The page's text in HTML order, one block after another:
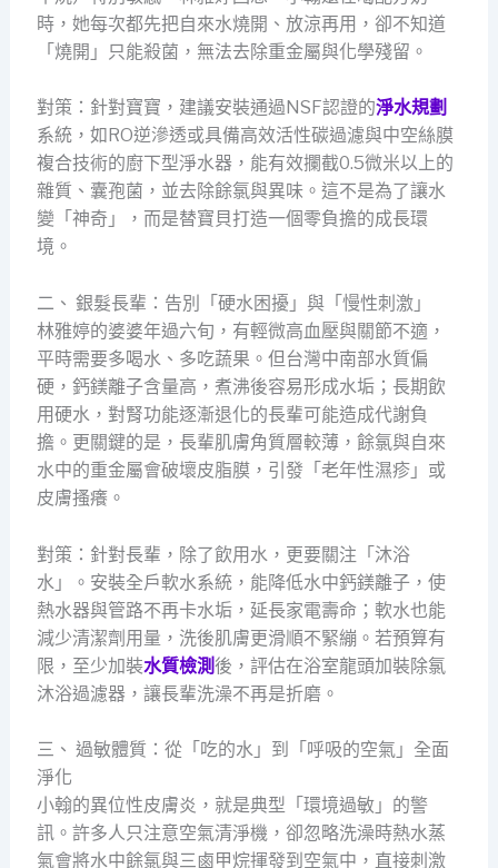
時，她每次都先把自來水燒開、放涼再用，卻不知道
「燒開」只能殺菌，無法去除重金屬與化學殘留。
對策：針對寶寶，建議安裝通過NSF認證的淨水規劃
系統，如RO逆滲透或具備高效活性碳過濾與中空絲膜
複合技術的廚下型淨水器，能有效攔截0.5微米以上的
雜質、囊孢菌，並去除餘氯與異味。這不是為了讓水
變「神奇」，而是替寶貝打造一個零負擔的成長環
境。
二、 銀髮長輩：告別「硬水困擾」與「慢性刺激」
林雅婷的婆婆年過六旬，有輕微高血壓與關節不適，
平時需要多喝水、多吃蔬果。但台灣中南部水質偏
硬，鈣鎂離子含量高，煮沸後容易形成水垢；長期飲
用硬水，對腎功能逐漸退化的長輩可能造成代謝負
擔。更關鍵的是，長輩肌膚角質層較薄，餘氯與自來
水中的重金屬會破壞皮脂膜，引發「老年性濕疹」或
皮膚搔癢。
對策：針對長輩，除了飲用水，更要關注「沐浴
水」。安裝全戶軟水系統，能降低水中鈣鎂離子，使
熱水器與管路不再卡水垢，延長家電壽命；軟水也能
減少清潔劑用量，洗後肌膚更滑順不緊繃。若預算有
限，至少加裝水質檢測後，評估在浴室龍頭加裝除氯
沐浴過濾器，讓長輩洗澡不再是折磨。
三、 過敏體質：從「吃的水」到「呼吸的空氣」全面
淨化
小翰的異位性皮膚炎，就是典型「環境過敏」的警
訊。許多人只注意空氣清淨機，卻忽略洗澡時熱水蒸
氣會將水中餘氯與三鹵甲烷揮發到空氣中，直接刺激